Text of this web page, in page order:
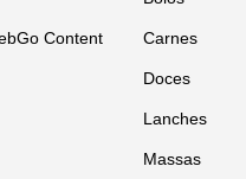
Content Carnes
Doces
Lanches
Massas